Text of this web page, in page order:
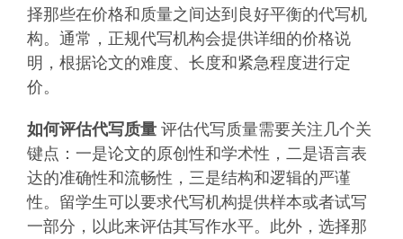
择那些在价格和质量之间达到良好平衡的代写机
构。通常，正规代写机构会提供详细的价格说
明，根据论文的难度、长度和紧急程度进行定
价。
如何评估代写质量 评估代写质量需要关注几个关
键点：一是论文的原创性和学术性，二是语言表
达的准确性和流畅性，三是结构和逻辑的严谨
性。留学生可以要求代写机构提供样本或者试写
一部分，以此来评估其写作水平。此外，选择那